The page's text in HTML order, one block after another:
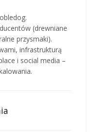
(drewniane
przysmaki).
infrastrukturą
i social media –